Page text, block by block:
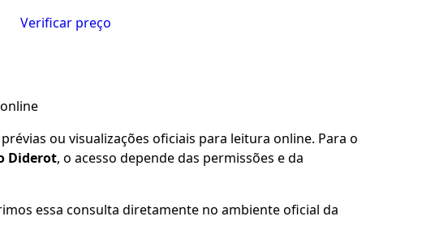
Verificar preço
ou visualizações oficiais para leitura online. Para o
Diderot, o acesso depende das permissões e da
essa consulta diretamente no ambiente oficial da